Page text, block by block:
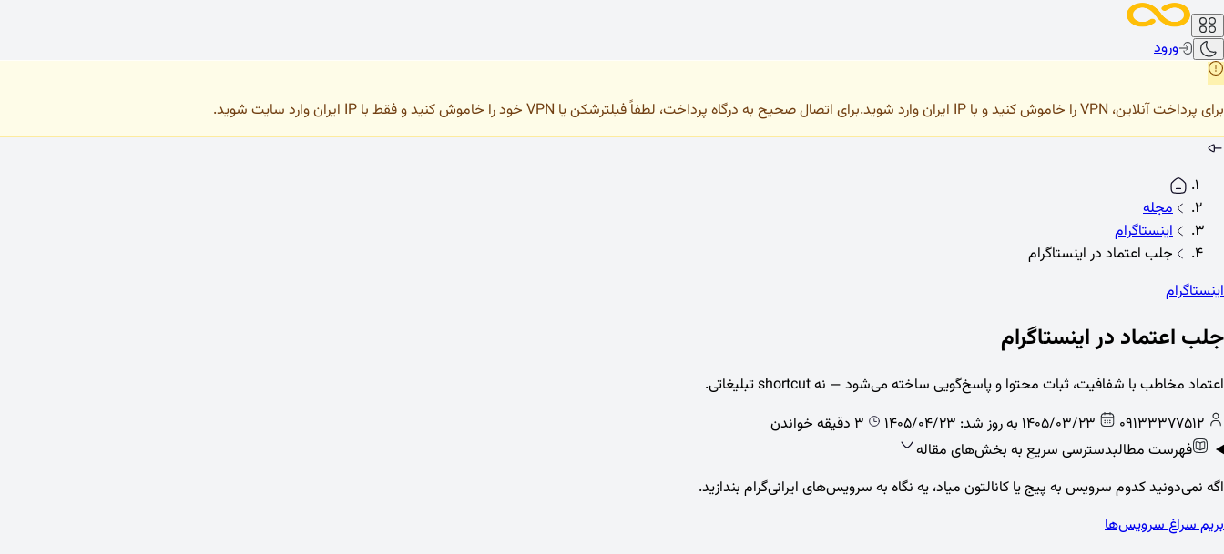
ورود
برای پرداخت آنلاین، VPN را خاموش کنید و با IP ایران وارد شوید. برای اتصال صحیح به درگاه پرداخت، لطفاً فیلترشکن یا VPN خود را خاموش کنید و فقط با IP ایران وارد سایت شوید.
مجله
اینستاگرام
جلب اعتماد در اینستاگرام
اینستاگرام
جلب اعتماد در اینستاگرام
اعتماد مخاطب با شفافیت، ثبات محتوا و پاسخ‌گویی ساخته می‌شود — نه shortcut تبلیغاتی.
به روز شد: 1405/04/23
فهرست مطالبدسترسی سریع به بخش‌های مقاله
اگه نمی‌دونید کدوم سرویس به پیج یا کانالتون میاد، یه نگاه به سرویس‌های ایرانی‌گرام بندازید.
بریم سراغ سرویس‌ها